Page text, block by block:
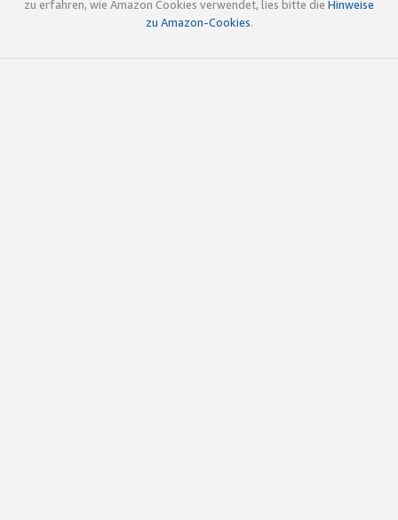
zu erfahren, wie Amazon Cookies verwendet, lies bitte die Hinweise
zu Amazon-Cookies.